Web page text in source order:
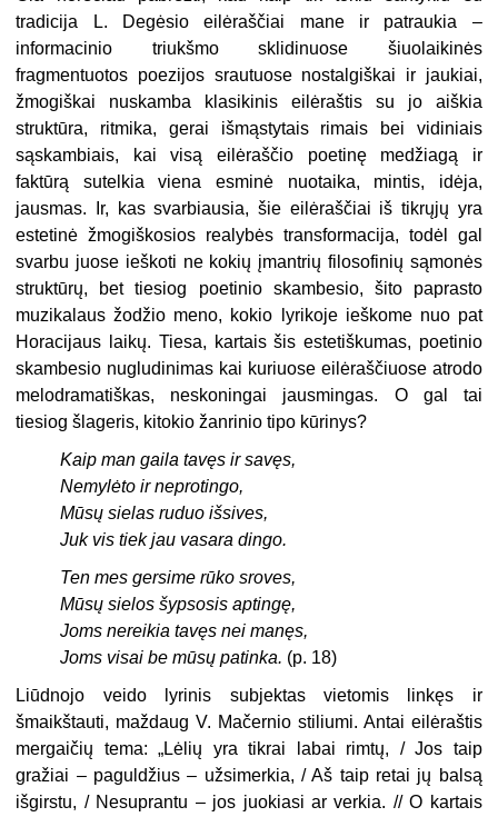
tradicija L. Degėsio eilėraščiai mane ir patraukia –
informacinio triukšmo sklidinuose šiuolaikinės
fragmentuotos poezijos srautuose nostalgiškai ir jaukiai,
žmogiškai nuskamba klasikinis eilėraštis su jo aiškia
struktūra, ritmika, gerai išmąstytais rimais bei vidiniais
sąskambiais, kai visą eilėraščio poetinę medžiagą ir
faktūrą sutelkia viena esminė nuotaika, mintis, idėja,
jausmas. Ir, kas svarbiausia, šie eilėraščiai iš tikrųjų yra
estetinė žmogiškosios realybės transformacija, todėl gal
svarbu juose ieškoti ne kokių įmantrių filosofinių sąmonės
struktūrų, bet tiesiog poetinio skambesio, šito paprasto
muzikalaus žodžio meno, kokio lyrikoje ieškome nuo pat
Horacijaus laikų. Tiesa, kartais šis estetiškumas, poetinio
skambesio nugludinimas kai kuriuose eilėraščiuose atrodo
melodramatiškas, neskoningai jausmingas. O gal tai
tiesiog šlageris, kitokio žanrinio tipo kūrinys?
Kaip man gaila tavęs ir savęs,
Nemylėto ir neprotingo,
Mūsų sielas ruduo išsives,
Juk vis tiek jau vasara dingo.
Ten mes gersime rūko sroves,
Mūsų sielos šypsosis aptingę,
Joms nereikia tavęs nei manęs,
Joms visai be mūsų patinka. (p. 18)
Liūdnojo veido lyrinis subjektas vietomis linkęs ir
šmaikštauti, maždaug V. Mačernio stiliumi. Antai eilėraštis
mergaičių tema: „Lėlių yra tikrai labai rimtų, / Jos taip
gražiai – paguldžius – užsimerkia, / Aš taip retai jų balsą
išgirstu, / Nesuprantu – jos juokiasi ar verkia. // O kartais